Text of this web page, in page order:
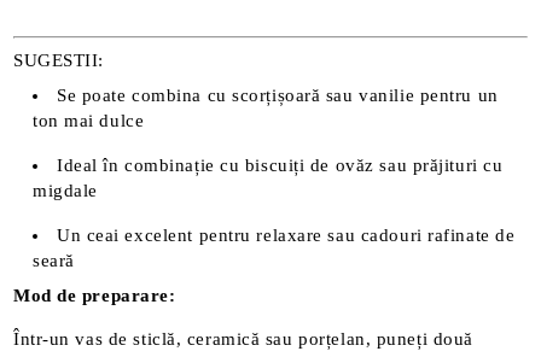
SUGESTII:
Se poate combina cu scorțișoară sau vanilie pentru un
ton mai dulce
Ideal în combinație cu biscuiți de ovăz sau prăjituri cu
migdale
Un ceai excelent pentru relaxare sau cadouri rafinate de
seară
Mod de preparare:
Într-un vas de sticlă, ceramică sau porțelan, puneți două